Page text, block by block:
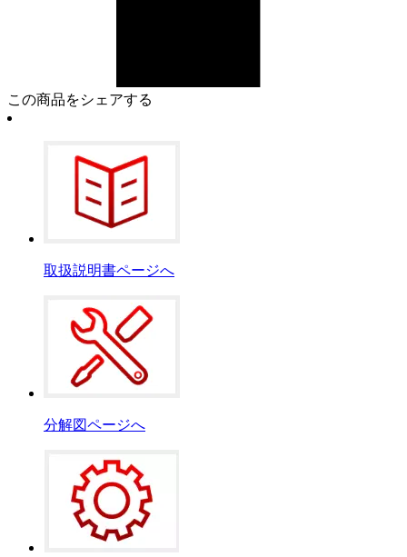
この商品をシェアする
取扱説明書ページへ
分解図ページへ